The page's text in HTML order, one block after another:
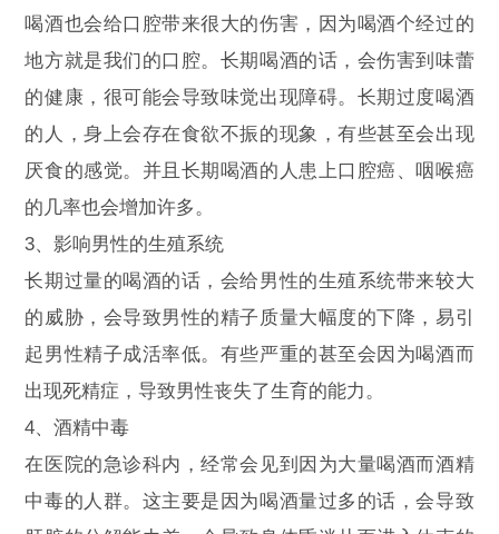
喝酒也会给口腔带来很大的伤害，因为喝酒个经过的
地方就是我们的口腔。长期喝酒的话，会伤害到味蕾
的健康，很可能会导致味觉出现障碍。长期过度喝酒
的人，身上会存在食欲不振的现象，有些甚至会出现
厌食的感觉。并且长期喝酒的人患上口腔癌、咽喉癌
的几率也会增加许多。
3、影响男性的生殖系统
长期过量的喝酒的话，会给男性的生殖系统带来较大
的威胁，会导致男性的精子质量大幅度的下降，易引
起男性精子成活率低。有些严重的甚至会因为喝酒而
出现死精症，导致男性丧失了生育的能力。
4、酒精中毒
在医院的急诊科内，经常会见到因为大量喝酒而酒精
中毒的人群。这主要是因为喝酒量过多的话，会导致